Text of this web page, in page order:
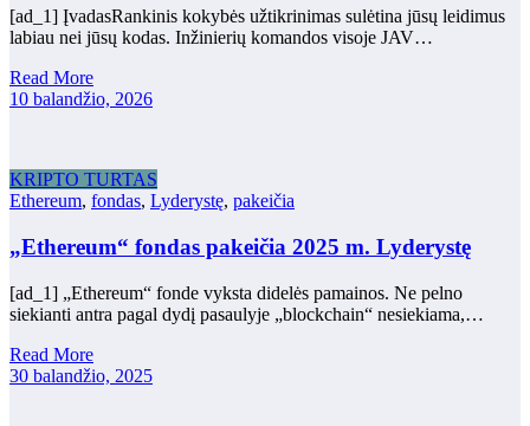
[ad_1] ĮvadasRankinis kokybės užtikrinimas sulėtina jūsų leidimus
labiau nei jūsų kodas. Inžinierių komandos visoje JAV…
Read More
10 balandžio, 2026
KRIPTO TURTAS
Ethereum, fondas, Lyderystę, pakeičia
„Ethereum“ fondas pakeičia 2025 m. Lyderystę
[ad_1] „Ethereum“ fonde vyksta didelės pamainos. Ne pelno
siekianti antra pagal dydį pasaulyje „blockchain“ nesiekiama,…
Read More
30 balandžio, 2025